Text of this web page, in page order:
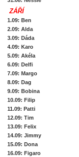
ZÁŘÍ
1.09: Ben
2.09: Alda
3.09: Dáda
4.09: Karo
5.09: Akéla
6.09: Delfi
7.09: Margo
8.09: Dag
9.09: Bobina
10.09: Filip
11.09: Patti
12.09: Tim
13.09: Felix
14.09: Jimmy
15.09: Dona
16.09: Figaro